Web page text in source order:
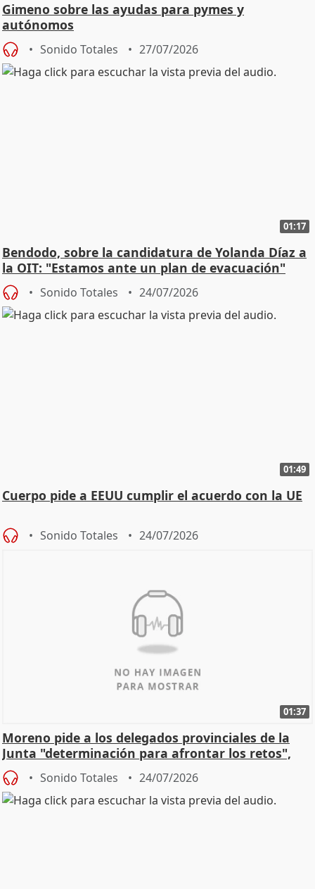
Gimeno sobre las ayudas para pymes y
autónomos
Sonido Totales 27/07/2026
01:17
Bendodo, sobre la candidatura de Yolanda Díaz a
la OIT: "Estamos ante un plan de evacuación"
Sonido Totales 24/07/2026
01:49
Cuerpo pide a EEUU cumplir el acuerdo con la UE
Sonido Totales 24/07/2026
01:37
Moreno pide a los delegados provinciales de la
Junta "determinación para afrontar los retos",
diálog
Sonido Totales 24/07/2026